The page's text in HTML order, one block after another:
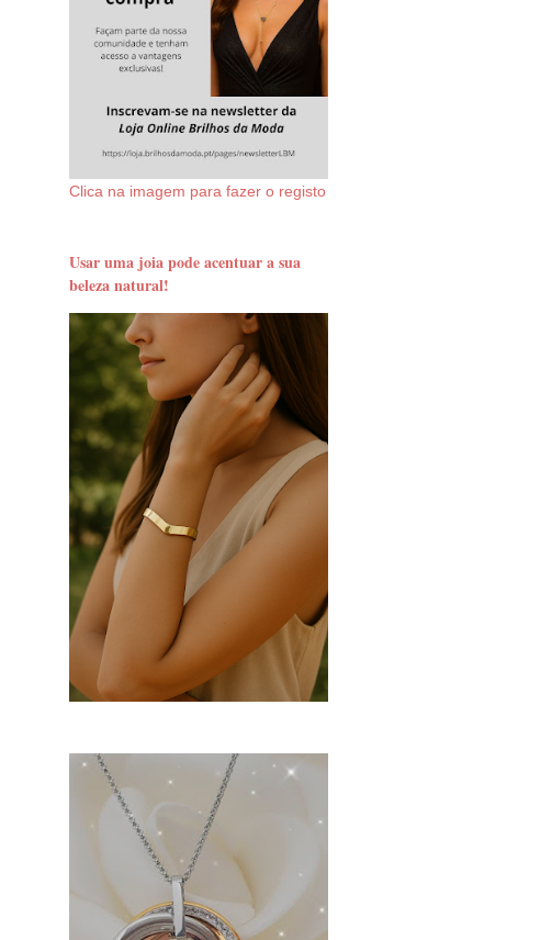
Clica na imagem para fazer o registo
Usar uma joia pode acentuar a sua
beleza natural!